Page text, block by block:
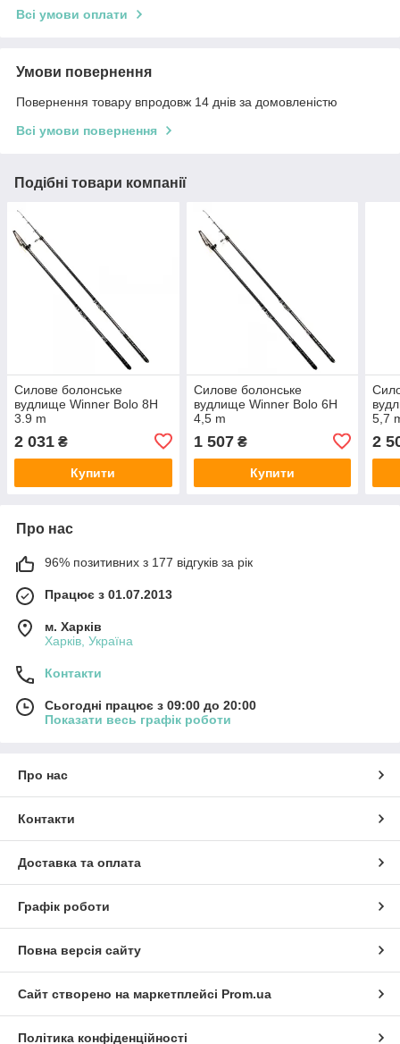
Всі умови оплати
Умови повернення
Повернення товару впродовж 14 днів за домовленістю
Всі умови повернення
Подібні товари компанії
Силове болонське
вудлище Winner Bolo 8H
3.9 m
2 031 ₴
Купити
Силове болонське
вудлище Winner Bolo 6H
4,5 m
1 507₴
Купити
5,7
2
Про нас
96% позитивних з 177 відгуків за рік
Працює з 01.07.2013
м. Харків
Харків, Україна
Контакти
Сьогодні працює з 09:00 до 20:00
Показати весь графік роботи
Про нас
Контакти
Доставка та оплата
Графік роботи
Повна версія сайту
Сайт створено на маркетплейсі Prom.ua
Політика конфіденційності